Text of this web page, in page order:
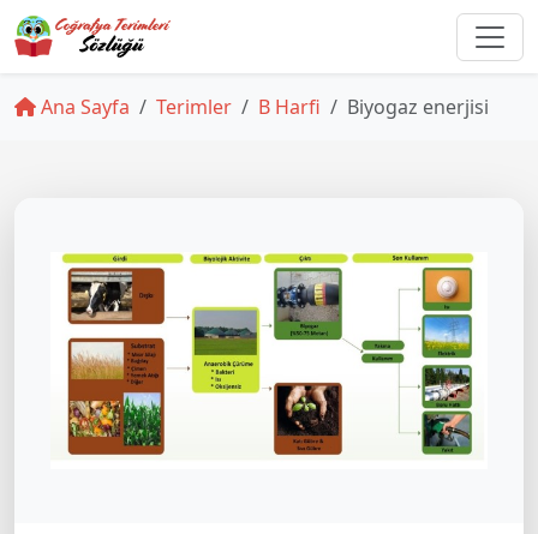
Ana Sayfa Terimler B Harfi Biyogaz enerjisi